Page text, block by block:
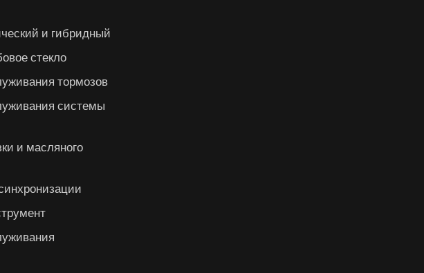
и гибридный
стекло
тормозов
системы
и масляного